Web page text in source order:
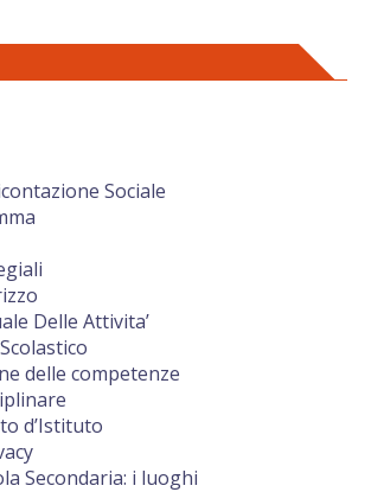
Sociale
Delle Attivita’
delle competenze
d’Istituto
Secondaria: i luoghi